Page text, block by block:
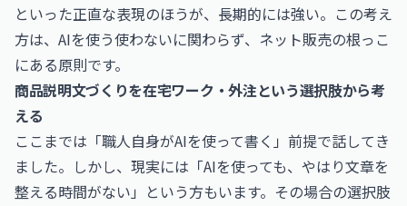
といった正直な表現のほうが、長期的には強い。この考え
方は、AIを使う使わないに関わらず、ネット販売の根っこ
にある原則です。
商品説明文づくりを在宅ワーク・外注という選択肢から考
える
ここまでは「職人自身がAIを使って書く」前提で話してき
ました。しかし、現実には「AIを使っても、やはり文章を
整える時間がない」という方もいます。その場合の選択肢